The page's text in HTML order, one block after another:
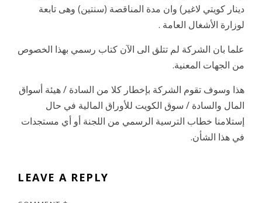
دينار كويتي لاغير) وان مدة المناقصة (سنتين) وهى تابعة
لوزارة الأشغال العامة .
علما بان الشركة لم تتلق الى الآن كتاب رسمي بهذا الخصوص
من الجهات المعنية.
هذا وسوف تقوم الشركة بإخطار كلا من السادة / هيئة أسواق
المال والسادة / سوق الكويت للأوراق المالية في حال
إستلامنا خطاب الترسية الرسمي من اللجنة أو أي مستجدات
في هذا الشأن.
LEAVE A REPLY